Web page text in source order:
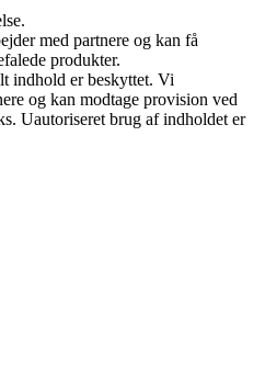
med partnere og kan få
produkter.
indhold er beskyttet. Vi
og kan modtage provision ved
Uautoriseret brug af indholdet er